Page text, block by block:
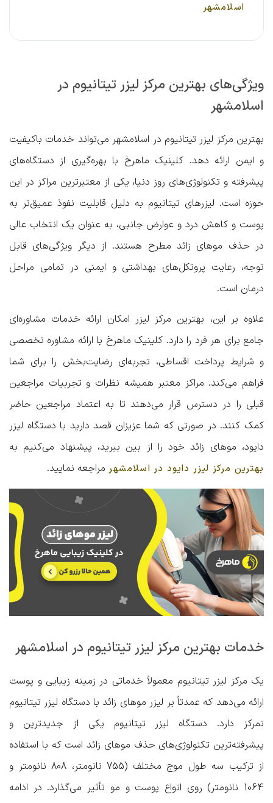
اسلامشهر
ویژگی‌های بهترین مرکز لیزر تیتانیوم در
اسلامشهر
بهترین مرکز لیزر تیتانیوم در اسلامشهر می‌تواند خدمات باکیفیت
و ایمن ارائه دهد. کلینیک ماهرخ با بهره‌گیری از دستگاه‌های
پیشرفته و تکنولوژی‌های روز دنیا، یکی از معتبرترین مراکز در این
حوزه است. لیزرهای تیتانیوم به دلیل قابلیت نفوذ عمیق‌تر به
پوست و کاهش درد و عوارض جانبی، به عنوان یک انتخاب عالی
در حذف موهای زائد مطرح هستند. از دیگر ویژگی‌های قابل
توجه، رعایت پروتکل‌های بهداشتی و ایمنی در تمامی مراحل
درمان است.
علاوه بر این، بهترین مرکز لیزر امکان ارائه خدمات مشاوره‌ای
جامع برای هر فرد را دارد. کلینیک ماهرخ با ارائه مشاوره تخصصی
و شرایط پرداخت اقساطی، تجربه‌ای رضایت‌بخش را برای شما
فراهم می‌کند. مراکز معتبر همیشه نظرات و تجربیات مراجعین
قبلی را در دسترس قرار می‌دهند تا به اعتماد مراجعین حاضر
کمک کنند. در صورتی که شما عزیزان قصد دارید با دستگاه لیزر
دایود، موهای زائد خود را از بین ببرید، پیشنهاد می‌کنیم به
بهترین مرکز لیزر دایود در اسلامشهرمراجعه نمایید.
خدمات بهترین مرکز لیزر تیتانیوم در اسلامشهر
یک مرکز لیزر تیتانیوم معمولاً خدماتی در زمینه زیبایی و پوست
ارائه می‌دهد که عمدتاً بر لیزر موهای زائد با دستگاه لیزر تیتانیوم
تمرکز دارد. دستگاه لیزر تیتانیوم یکی از جدیدترین و
پیشرفته‌ترین تکنولوژی‌های حذف موهای زائد است که با استفاده
از ترکیب سه طول موج مختلف (755 نانومتر، 808 نانومتر و
1064 نانومتر) روی انواع پوست و مو تأثیر می‌گذارد. در ادامه